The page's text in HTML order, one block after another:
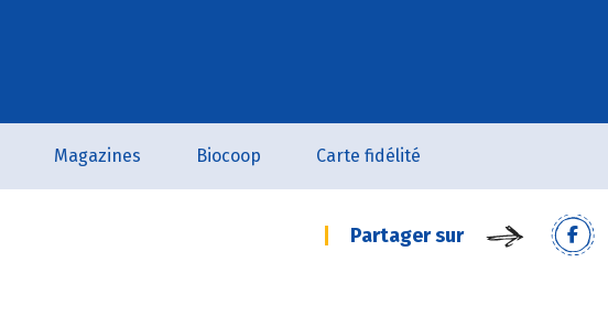
Magazines Biocoop Carte fidélité
Partager sur